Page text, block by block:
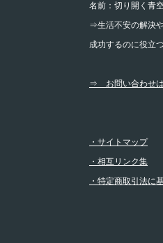
名前：切り開く青
⇒生活不安の解決
成功するのに役立
⇒ お問い合わせは
・サイトマップ
・相互リンク集
・特定商取引法に